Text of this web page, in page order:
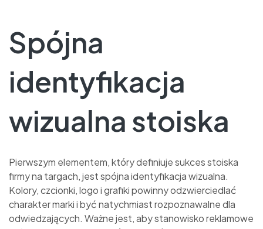
Spójna
identyfikacja
wizualna stoiska
Pierwszym elementem, który definiuje sukces stoiska
firmy na targach, jest spójna identyfikacja wizualna.
Kolory, czcionki, logo i grafiki powinny odzwierciedlać
charakter marki i być natychmiast rozpoznawalne dla
odwiedzających. Ważne jest, aby stanowisko reklamowe